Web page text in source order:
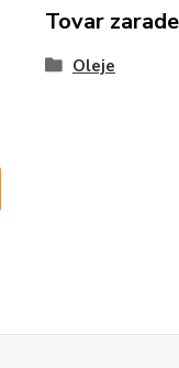
Tovar
Oleje